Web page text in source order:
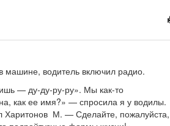
водитель включил радио.
— ду-ду-ру-ру». Мы как-то
как ее имя?» — спросила я у водилы.
Харитонов М. — Сделайте, пожалуйста,